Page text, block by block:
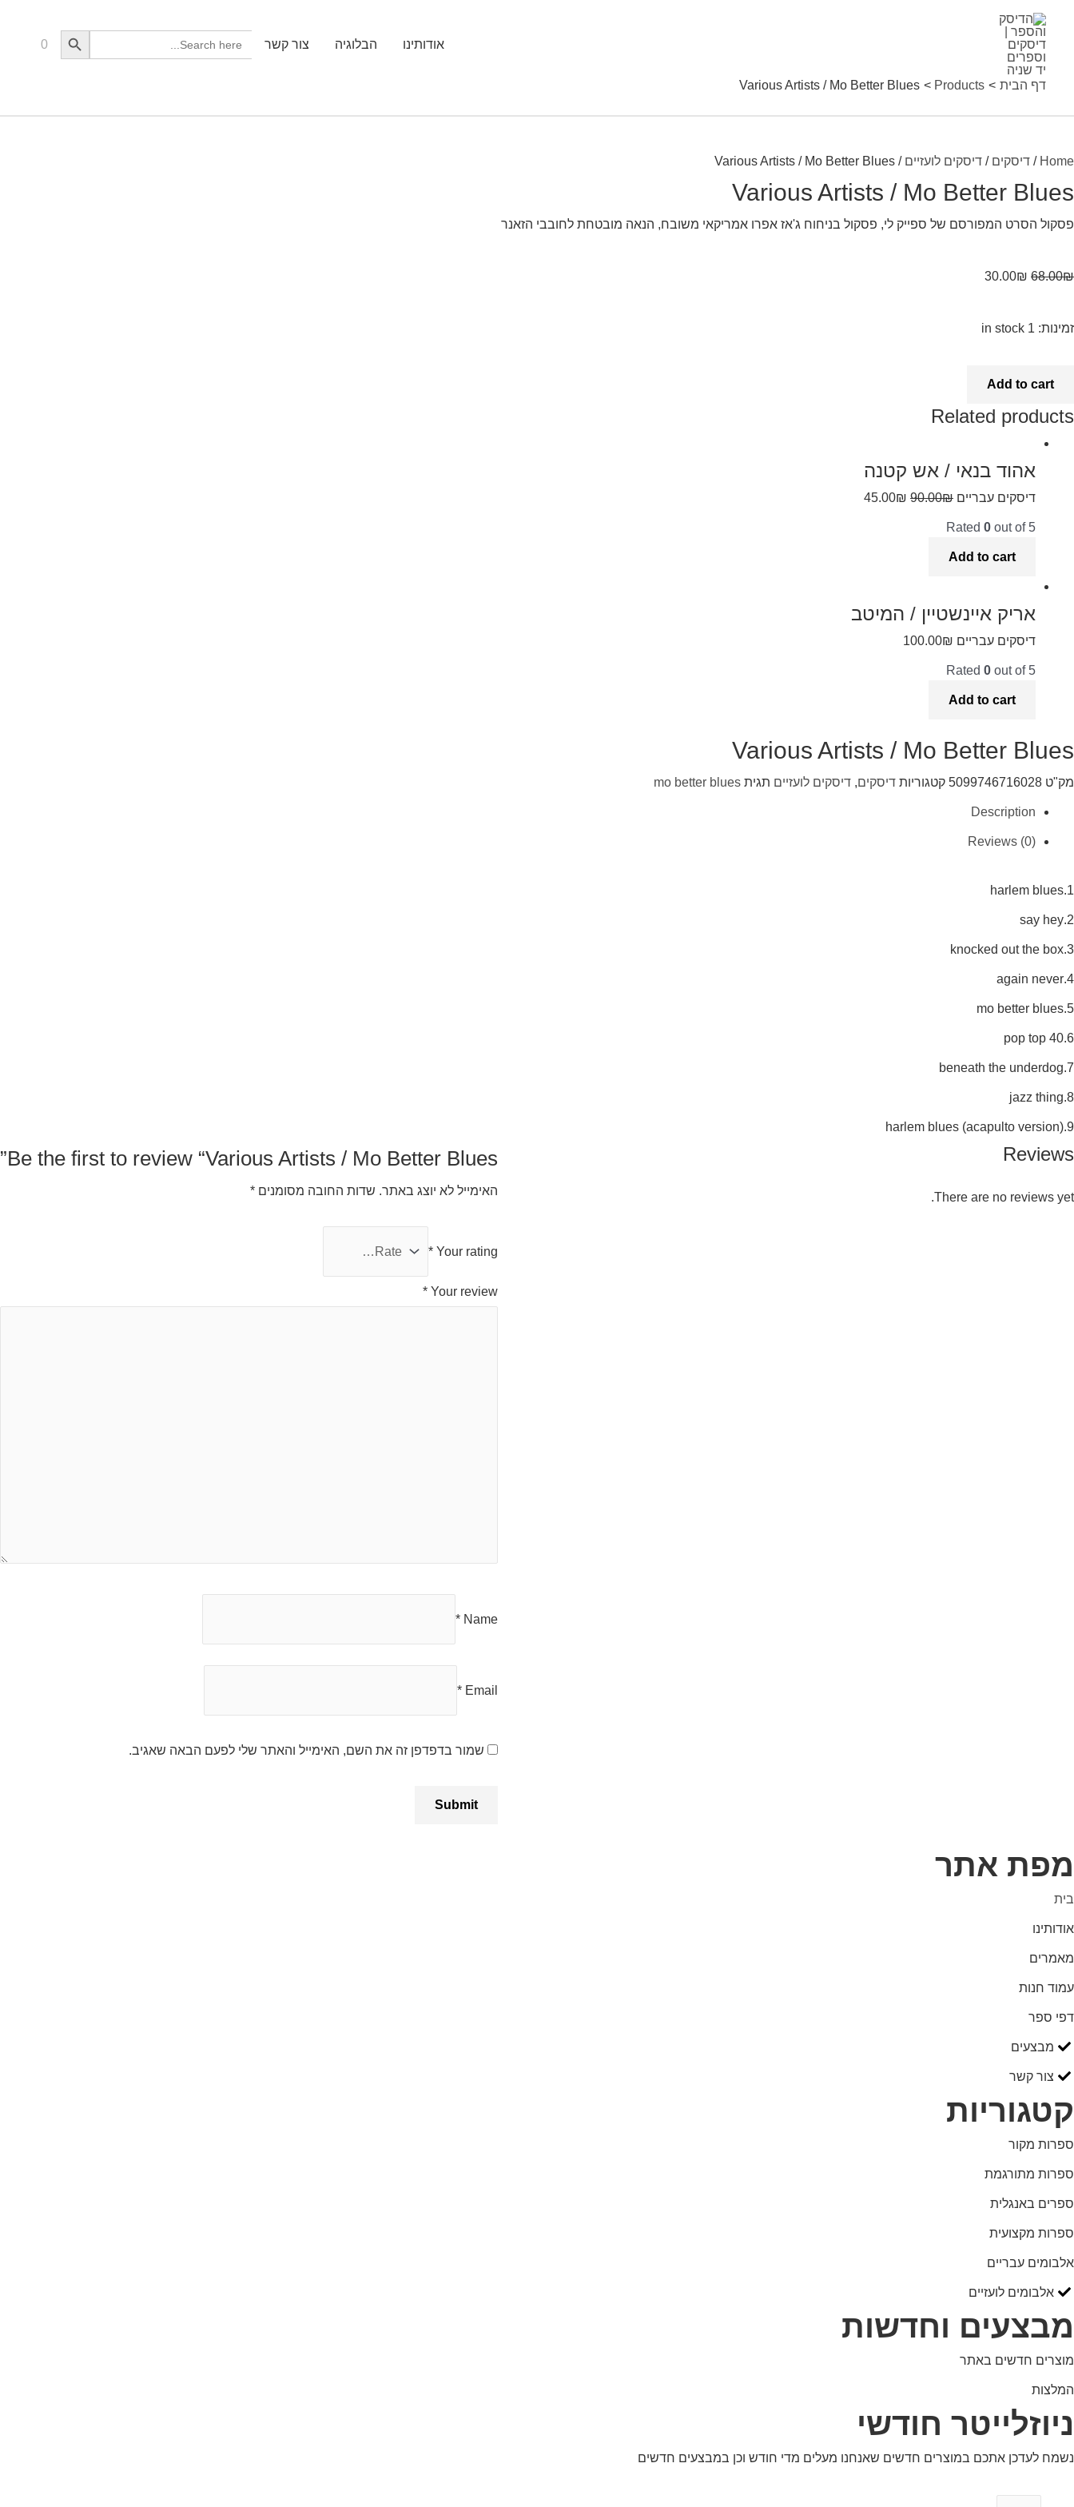
אודותינו הבלוגיה צור קשר
Search
for:
Search Button
0
דף הבית Products
Various Artists / Mo Better Blues
Sale!
Home
/ דיסקים / דיסקים לועזיים / Various Artists / Mo Better Blues
Various Artists / Mo Better Blues
פסקול הסרט המפורסם של ספייק לי, פסקול בניחוח ג'אז אפרו אמריקאי משובח, הנאה מובטחת לחובבי הזאנר
68.00₪
30.00₪
זמינות: 1 in stock
Various
Artists
Blues
quantity
Add to cart
Related products
Sale!
Sale!
אהוד בנאי / אש קטנה
דיסקים עבריים 90.00₪
45.00₪
Rated 0 out of 5
Add to cart
אריק איינשטיין / המיטב
דיסקים עבריים 100.00₪
Rated 0 out of 5
Add to cart
Various Artists / Mo Better Blues
מק"ט 5099746716028 קטגוריות דיסקים, דיסקים לועזיים תגית mo better blues
Description
Reviews (0)
1.harlem blues
2.say hey
3.knocked out the box
4.again never
5.mo better blues
6.pop top 40
7.beneath the underdog
8.jazz thing
9.harlem blues (acapulto version)
Reviews
There are no reviews yet.
Be the first to review “Various Artists / Mo Better Blues”
האימייל לא יוצג באתר. שדות החובה מסומנים *
Your rating
*
Your review
*
Name
*
Email
*
שמור בדפדפן זה את השם, האימייל והאתר שלי לפעם הבאה שאגיב.
מפת אתר
בית
אודותינו
מאמרים
עמוד חנות
דפי ספר
מבצעים
צור קשר
קטגוריות
ספרות מקור
ספרות מתורגמת
ספרים באנגלית
ספרות מקצועית
אלבומים עבריים
אלבומים לועזיים
מבצעים וחדשות
מוצרים חדשים באתר
המלצות
ניוזלייטר חודשי
נשמח לעדכן אתכם במוצרים חדשים שאנחנו מעלים מדי חודש וכן במבצעים חדשים